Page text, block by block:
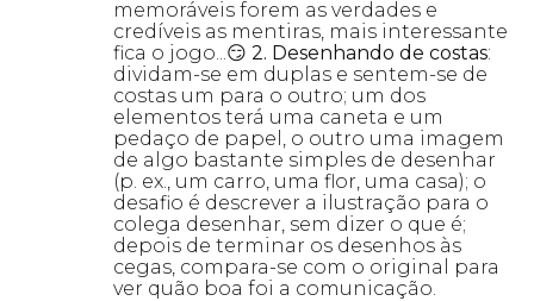
memoráveis forem as verdades e
credíveis as mentiras, mais interessante
fica o jogo...😏 2. Desenhando de costas:
dividam-se em duplas e sentem-se de
costas um para o outro; um dos
elementos terá uma caneta e um
pedaço de papel, o outro uma imagem
de algo bastante simples de desenhar
(p. ex., um carro, uma flor, uma casa); o
desafio é descrever a ilustração para o
colega desenhar, sem dizer o que é;
depois de terminar os desenhos às
cegas, compara-se com o original para
ver quão boa foi a comunicação.